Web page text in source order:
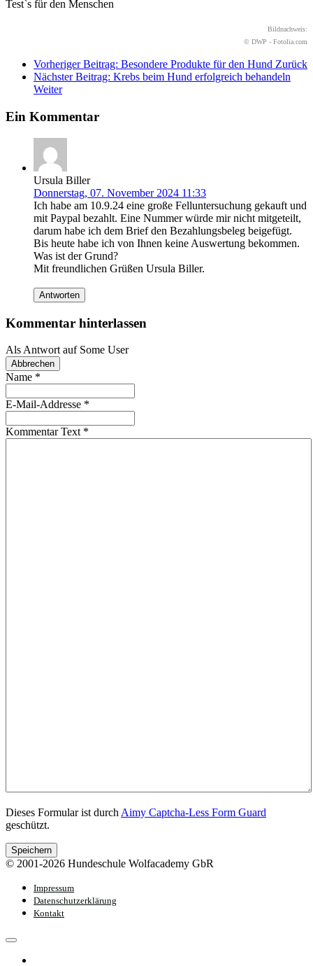
Test`s für den Menschen
Bildnachweis:
© DWP - Fotolia.com
Vorheriger Beitrag: Besondere Produkte für den Hund Zurück
Nächster Beitrag: Krebs beim Hund erfolgreich behandeln
Weiter
Ein Kommentar
Ursula Biller
Donnerstag, 07. November 2024 11:33
Ich habe am 10.9.24 eine große Felluntersuchung gekauft und
mit Paypal bezahlt. Eine Nummer würde mir nicht mitgeteilt,
darum habe ich dem Brief den Bezahlungsbeleg beigefügt.
Bis heute habe ich von Ihnen keine Auswertung bekommen.
Was ist der Grund?
Mit freundlichen Grüßen Ursula Biller.
Antworten
Kommentar hinterlassen
Als Antwort auf Some User
Abbrechen
Name *
E-Mail-Addresse *
Kommentar Text *
Dieses Formular ist durch Aimy Captcha-Less Form Guard
geschützt.
Speichern
© 2001-2026 Hundeschule Wolfacademy GbR
Impressum
Datenschutzerklärung
Kontakt